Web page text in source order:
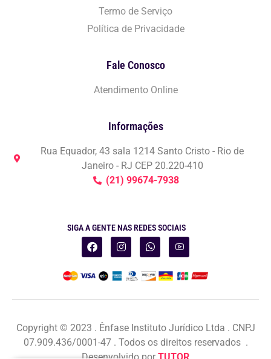
Termo de Serviço
Política de Privacidade
Fale Conosco
Atendimento Online
Informações
Rua Equador, 43 sala 1214 Santo Cristo - Rio de
Janeiro - RJ CEP 20.220-410
(21) 99674-7938
SIGA A GENTE NAS REDES SOCIAIS
Copyright © 2023 . Ênfase Instituto Jurídico Ltda . CNPJ
07.909.436/0001-47 . Todos os direitos reservados .
Desenvolvido por TUTOR